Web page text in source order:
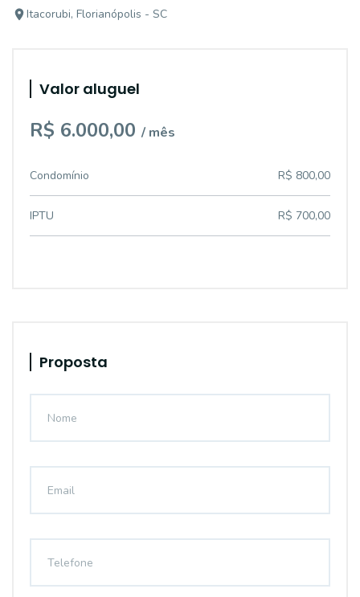
Itacorubi, Florianópolis - SC
Valor aluguel
R$ 6.000,00 / mês
Condomínio R$ 800,00
IPTU R$ 700,00
Proposta